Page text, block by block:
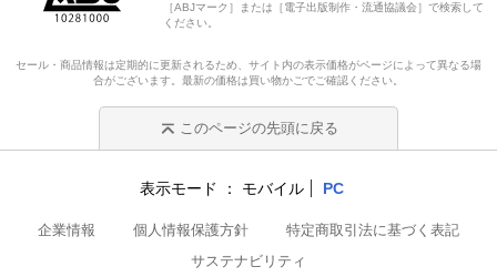
［ABJマーク］または［電子出版制作・流通協議会］で検索して
ください。
セール・商品情報は定期的に更新されるため、サイト内の表示価格がページによって異なる場
合がございます。最新の価格は買い物かごでご確認ください。
このページの先頭に戻る
表示モード モバイル PC
企業情報 個人情報保護方針
特定商取引法に基づく表記
サステナビリティ